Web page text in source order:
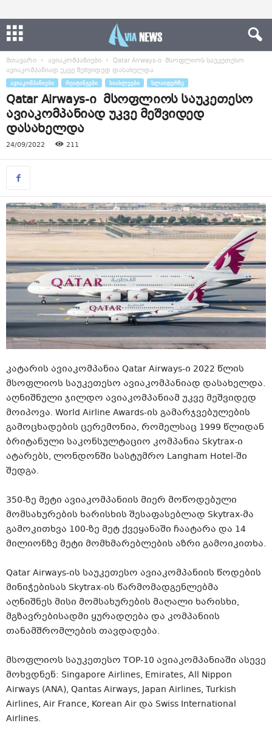
მთავარი ავიაკომპანიები
Qatar Airways-ი მსოფლიოს საუკეთესო
ავიაკომპანიად უკვე მეშვიდედ დასახელდა
ᲐᲕᲘᲐᲙᲝᲛᲞᲐᲜᲘᲔᲑᲘ ᲠᲔᲘᲢᲘᲜᲒᲔᲑᲘ ᲡᲘᲐᲮᲚᲔᲔᲑᲘ ᲡᲚᲐᲘᲓᲔᲠᲖᲔ
Qatar Airways-ი მსოფლიოს საუკეთესო
ავიაკომპანიად უკვე მეშვიდედ
დასახელდა
24/09/2022 211
კატარის ავიაკომპანია Qatar Airways-ი 2022 წლის
მსოფლიოს საუკეთესო ავიაკომპანიად დასახელდა.
აღნიშნული ჯილდო ავიაკომპანიამ უკვე მეშვიდედ
მოიპოვა. World Airline Awards-ის გამარჯვებულების
გამოცხადების ცერემონია, რომელსაც 1999 წლიდან
ბრიტანული საკონსულტაციო კომპანია Skytrax-ი
ატარებს, ლონდონში სასტუმრო Langham Hotel-ში
შედგა.
350-ზე მეტი ავიაკომპანიის მიერ მოწოდებული
მომსახურების ხარისხის შესაფასებლად Skytrax-მა
გამოკითხვა 100-ზე მეტ ქვეყანაში ჩაატარა და 14
მილიონზე მეტი მომხმარებლების აზრი გამოიკითხა.
Qatar Airways-ის საუკეთესო ავიაკომპანიის წოდების
მინიჭებისას Skytrax-ის წარმომადგენლებმა
აღნიშნეს მისი მომსახურების მაღალი ხარისხი,
მგზავრებისადმი ყურადღება და კომპანიის
თანამშრომლების თავდადება.
მსოფლიოს საუკეთესო TOP-10 ავიაკომპანიაში ასევე
მოხვდნენ: Singapore Airlines, Emirates, All Nippon
Airways (ANA), Qantas Airways, Japan Airlines, Turkish
Airlines, Air France, Korean Air და Swiss International
Airlines.